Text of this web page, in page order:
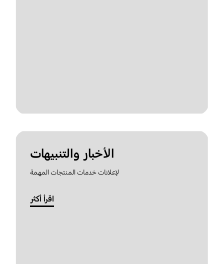
الأخبار والتنبيهات
لإعلانات خدمات المنتجات المهمة
اقرأ أكثر